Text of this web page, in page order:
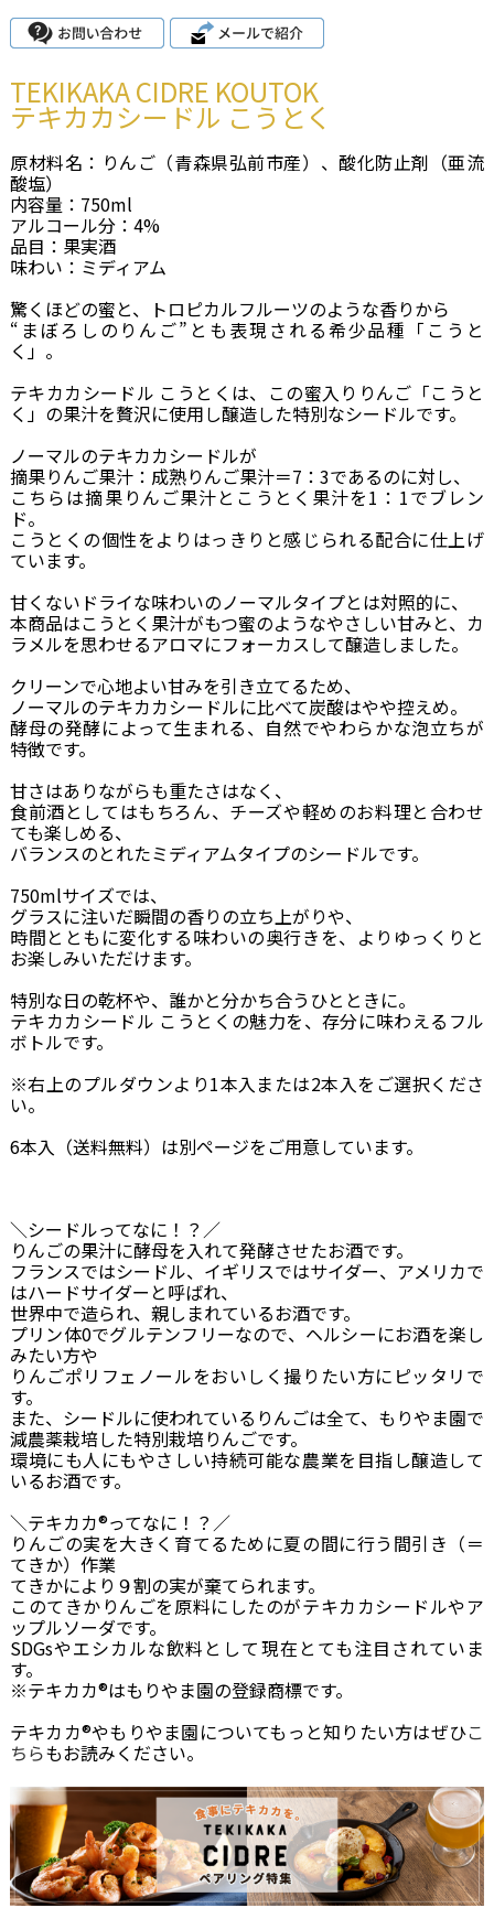
TEKIKAKA CIDRE KOUTOK
テキカカシードル こうとく
原材料名：りんご（青森県弘前市産）、酸化防止剤（亜流
酸塩）
内容量：750ml
アルコール分：4%
品目：果実酒
味わい：ミディアム
驚くほどの蜜と、トロピカルフルーツのような香りから
“まぼろしのりんご”とも表現される希少品種「こうと
く」。
テキカカシードル こうとくは、この蜜入りりんご「こうと
く」の果汁を贅沢に使用し醸造した特別なシードルです。
ノーマルのテキカカシードルが
摘果りんご果汁：成熟りんご果汁＝7：3であるのに対し、
こちらは摘果りんご果汁とこうとく果汁を1：1でブレン
ド。
こうとくの個性をよりはっきりと感じられる配合に仕上げ
ています。
甘くないドライな味わいのノーマルタイプとは対照的に、
本商品はこうとく果汁がもつ蜜のようなやさしい甘みと、カ
ラメルを思わせるアロマにフォーカスして醸造しました。
クリーンで心地よい甘みを引き立てるため、
ノーマルのテキカカシードルに比べて炭酸はやや控えめ。
酵母の発酵によって生まれる、自然でやわらかな泡立ちが
特徴です。
甘さはありながらも重たさはなく、
食前酒としてはもちろん、チーズや軽めのお料理と合わせ
ても楽しめる、
バランスのとれたミディアムタイプのシードルです。
750mlサイズでは、
グラスに注いだ瞬間の香りの立ち上がりや、
時間とともに変化する味わいの奥行きを、よりゆっくりと
お楽しみいただけます。
特別な日の乾杯や、誰かと分かち合うひとときに。
テキカカシードル こうとくの魅力を、存分に味わえるフル
ボトルです。
※右上のプルダウンより1本入または2本入をご選択くださ
い。
6本入（送料無料）は別ページをご用意しています。
＼シードルってなに！？／
りんごの果汁に酵母を入れて発酵させたお酒です。
フランスではシードル、イギリスではサイダー、アメリカで
はハードサイダーと呼ばれ、
世界中で造られ、親しまれているお酒です。
プリン体0でグルテンフリーなので、ヘルシーにお酒を楽し
みたい方や
りんごポリフェノールをおいしく撮りたい方にピッタリで
す。
また、シードルに使われているりんごは全て、もりやま園で
減農薬栽培した特別栽培りんごです。
環境にも人にもやさしい持続可能な農業を目指し醸造して
いるお酒です。
＼テキカカ®ってなに！？／
りんごの実を大きく育てるために夏の間に行う間引き（＝
てきか）作業
てきかにより９割の実が棄てられます。
このてきかりんごを原料にしたのがテキカカシードルやア
ップルソーダです。
SDGsやエシカルな飲料として現在とても注目されていま
す。
※テキカカ®はもりやま園の登録商標です。
テキカカ®やもりやま園についてもっと知りたい方はぜひこ
ちらもお読みください。